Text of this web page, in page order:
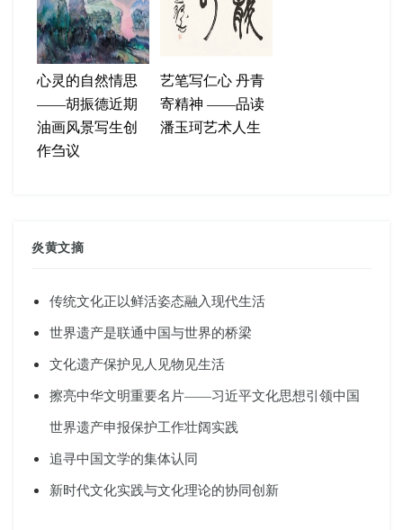
心灵的自然情思
——胡振德近期
油画风景写生创
作刍议
艺笔写仁心 丹青
寄精神 ——品读
潘玉珂艺术人生
炎黄文摘
传统文化正以鲜活姿态融入现代生活
世界遗产是联通中国与世界的桥梁
文化遗产保护见人见物见生活
擦亮中华文明重要名片——习近平文化思想引领中国
世界遗产申报保护工作壮阔实践
追寻中国文学的集体认同
新时代文化实践与文化理论的协同创新